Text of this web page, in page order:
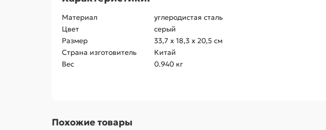
Материал
углеродистая сталь
Цвет
серый
Размер
33,7 х 18,3 х 20,5 см
Страна изготовитель
Китай
Вес
0.940 кг
Похожие товары